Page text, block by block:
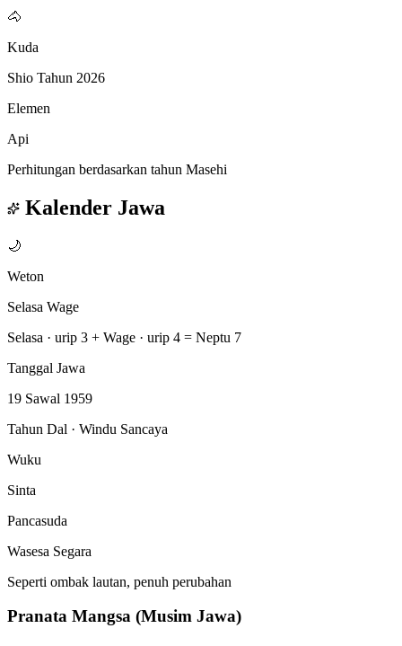
🐴
Kuda
Shio Tahun 2026
Elemen
Api
Perhitungan berdasarkan tahun Masehi
Kalender Jawa
🌙
Weton
Selasa Wage
Selasa · urip 3 + Wage · urip 4 = Neptu 7
Tanggal Jawa
19 Sawal 1959
Tahun Dal · Windu Sancaya
Wuku
Sinta
Pancasuda
Wasesa Segara
Seperti ombak lautan, penuh perubahan
Pranata Mangsa (Musim Jawa)